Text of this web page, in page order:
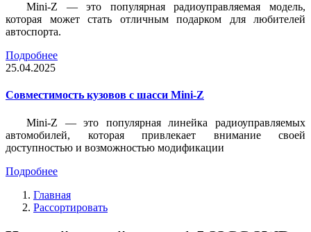
Mini-Z — это популярная радиоуправляемая модель,
которая может стать отличным подарком для любителей
автоспорта.
Подробнее
25.04.2025
Совместимость кузовов с шасси Mini-Z
Mini-Z — это популярная линейка радиоуправляемых
автомобилей, которая привлекает внимание своей
доступностью и возможностью модификации
Подробнее
Главная
Рассортировать